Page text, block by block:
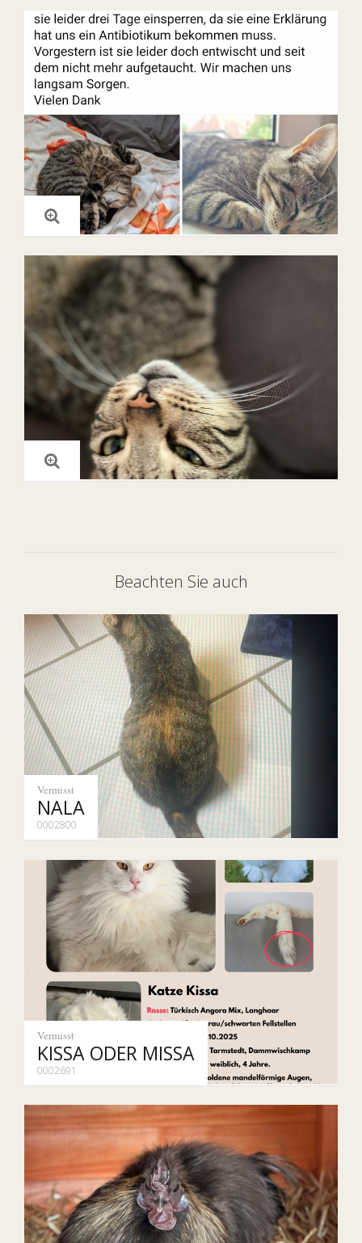
Beachten Sie auch
Vermisst
NALA
0002800
Vermisst
KISSA ODER MISSA
0002691